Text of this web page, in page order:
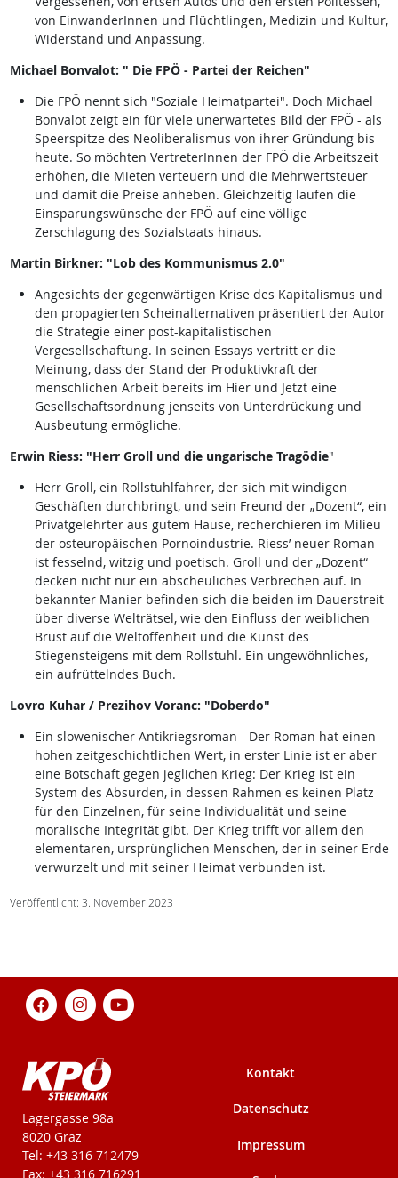
von EinwanderInnen und Flüchtlingen, Medizin und Kultur,
Widerstand und Anpassung.
Michael Bonvalot: " Die FPÖ - Partei der Reichen"
Die FPÖ nennt sich "Soziale Heimatpartei". Doch Michael
Bonvalot zeigt ein für viele unerwartetes Bild der FPÖ - als
Speerspitze des Neoliberalismus von ihrer Gründung bis
heute. So möchten VertreterInnen der FPÖ die Arbeitszeit
erhöhen, die Mieten verteuern und die Mehrwertsteuer
und damit die Preise anheben. Gleichzeitig laufen die
Einsparungswünsche der FPÖ auf eine völlige
Zerschlagung des Sozialstaats hinaus.
Martin Birkner: "Lob des Kommunismus 2.0"
Angesichts der gegenwärtigen Krise des Kapitalismus und
den propagierten Scheinalternativen präsentiert der Autor
die Strategie einer post-kapitalistischen
Vergesellschaftung. In seinen Essays vertritt er die
Meinung, dass der Stand der Produktivkraft der
menschlichen Arbeit bereits im Hier und Jetzt eine
Gesellschaftsordnung jenseits von Unterdrückung und
Ausbeutung ermögliche.
Erwin Riess: "Herr Groll und die ungarische Tragödie"
Herr Groll, ein Rollstuhlfahrer, der sich mit windigen
Geschäften durchbringt, und sein Freund der „Dozent“, ein
Privatgelehrter aus gutem Hause, recherchieren im Milieu
der osteuropäischen Pornoindustrie. Riess’ neuer Roman
ist fesselnd, witzig und poetisch. Groll und der „Dozent“
decken nicht nur ein abscheuliches Verbrechen auf. In
bekannter Manier befinden sich die beiden im Dauerstreit
über diverse Welträtsel, wie den Einfluss der weiblichen
Brust auf die Weltoffenheit und die Kunst des
Stiegensteigens mit dem Rollstuhl. Ein ungewöhnliches,
ein aufrüttelndes Buch.
Lovro Kuhar / Prezihov Voranc: "Doberdo"
Ein slowenischer Antikriegsroman - Der Roman hat einen
hohen zeitgeschichtlichen Wert, in erster Linie ist er aber
eine Botschaft gegen jeglichen Krieg: Der Krieg ist ein
System des Absurden, in dessen Rahmen es keinen Platz
für den Einzelnen, für seine Individualität und seine
moralische Integrität gibt. Der Krieg trifft vor allem den
elementaren, ursprünglichen Menschen, der in seiner Erde
verwurzelt und mit seiner Heimat verbunden ist.
Veröffentlicht: 3. November 2023
KPÖ-Steiermark
Lagergasse 98a
8020 Graz
Tel: +43 316 712479
Fax: +43 316 716291
Kontakt
Datenschutz
Impressum